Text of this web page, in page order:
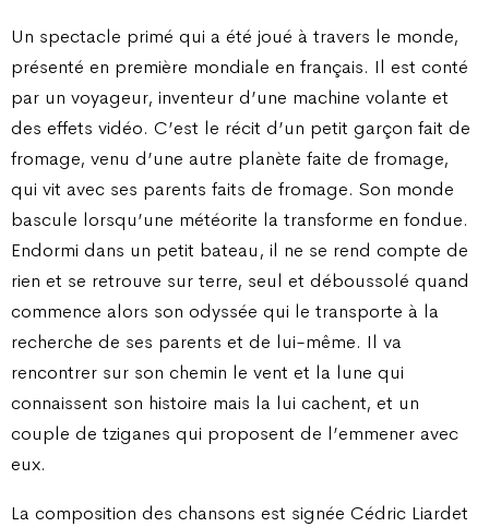
Un spectacle primé qui a été joué à travers le monde,
présenté en première mondiale en français. Il est conté
par un voyageur, inventeur d’une machine volante et
des effets vidéo. C’est le récit d’un petit garçon fait de
fromage, venu d’une autre planète faite de fromage,
qui vit avec ses parents faits de fromage. Son monde
bascule lorsqu’une météorite la transforme en fondue.
Endormi dans un petit bateau, il ne se rend compte de
rien et se retrouve sur terre, seul et déboussolé quand
commence alors son odyssée qui le transporte à la
recherche de ses parents et de lui-même. Il va
rencontrer sur son chemin le vent et la lune qui
connaissent son histoire mais la lui cachent, et un
couple de tziganes qui proposent de l’emmener avec
eux.
La composition des chansons est signée Cédric Liardet